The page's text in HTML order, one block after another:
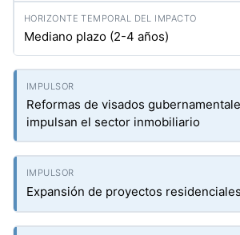
Mediano plazo (2-4 años)
Reformas de visados
impulsan el sector inmobiliario
Expansión de proyectos